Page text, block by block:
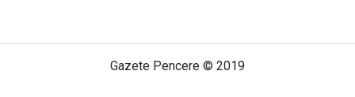
Gazete Pencere © 2019